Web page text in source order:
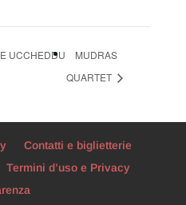
UCCHEDDU
MUDRAS
QUARTET
Contatti e biglietterie
Termini d’uso e Privacy